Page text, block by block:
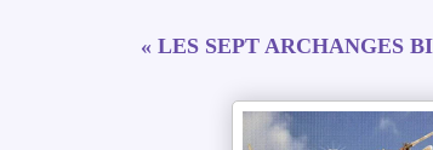
« LES SEPT ARCHANGES